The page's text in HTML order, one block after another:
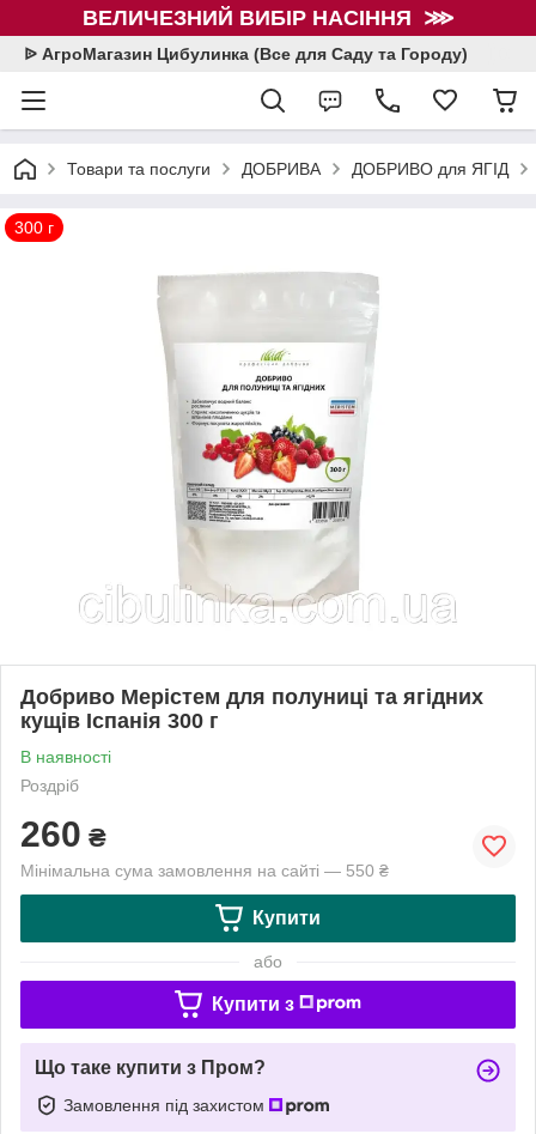
ВЕЛИЧЕЗНИЙ ВИБІР НАСІННЯ ⋙
ᐉ АгроМагазин Цибулинка (Все для Саду та Городу)
Товари та послуги ДОБРИВА ДОБРИВО для ЯГІД
300 г
Добриво Мерістем для полуниці та ягідних
кущів Іспанія 300 г
В наявності
Роздріб
260 ₴
Мінімальна сума замовлення на сайті — 550 ₴
Купити
або
Купити з
Що таке купити з Пром?
Замовлення під захистом